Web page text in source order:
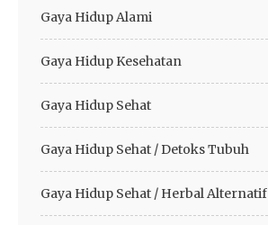
Gaya Hidup Alami
Gaya Hidup Kesehatan
Gaya Hidup Sehat
Gaya Hidup Sehat / Detoks Tubuh
Gaya Hidup Sehat / Herbal Alternatif